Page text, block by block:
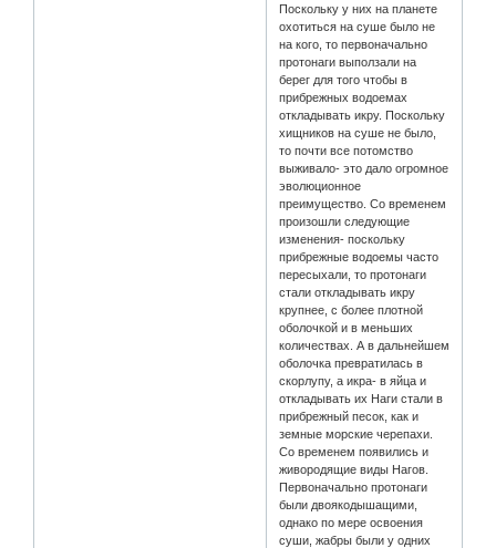
Поскольку у них на планете
охотиться на суше было не
на кого, то первоначально
протонаги выползали на
берег для того чтобы в
прибрежных водоемах
откладывать икру. Поскольку
хищников на суше не было,
то почти все потомство
выживало- это дало огромное
эволюционное
преимущество. Со временем
произошли следующие
изменения- поскольку
прибрежные водоемы часто
пересыхали, то протонаги
стали откладывать икру
крупнее, с более плотной
оболочкой и в меньших
количествах. А в дальнейшем
оболочка превратилась в
скорлупу, а икра- в яйца и
откладывать их Наги стали в
прибрежный песок, как и
земные морские черепахи.
Со временем появились и
живородящие виды Нагов.
Первоначально протонаги
были двоякодышащими,
однако по мере освоения
суши, жабры были у одних